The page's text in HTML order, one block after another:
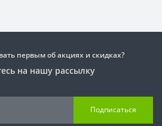
первым об акциях и скидках?
на нашу рассылку
Подписаться